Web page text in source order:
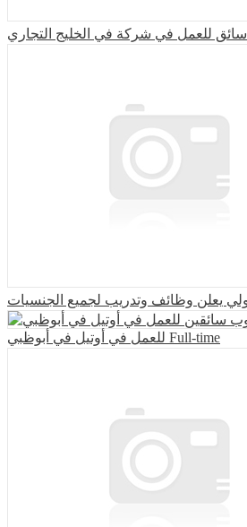
سائق للعمل في شركة في الخليج التجاري
يعلن وظائف وتدريب لجميع الجنسيات
للعمل في أوتيل في أبوظبي Full-time